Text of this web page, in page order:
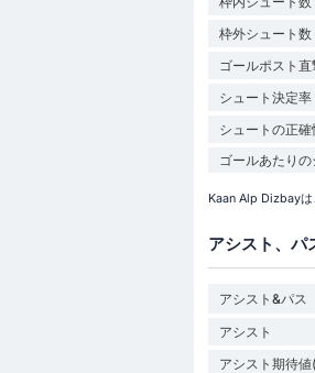
枠外シュート数
ゴールポスト
シュート決定率
シュートの正確
ゴールあたり
Kaan Alp Dizbay
アシスト、パ
アシスト&パス
アシスト
アシスト期待値